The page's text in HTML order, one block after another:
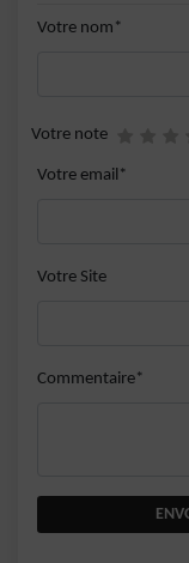
Votre nom*
Votre note
Votre email*
Votre Site
Commentaire*